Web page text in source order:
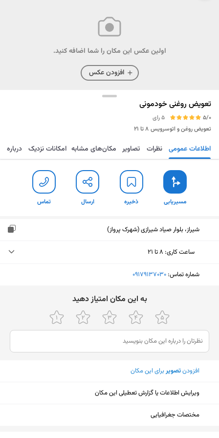
اولین عکس این مکان را شما اضافه کنید.
افزودن عکس
تعویض روغنی خودمونی
5/0
5 رای
تعویض روغن و اتوسرویس ۸ تا ۲۱
مسیریابی ذخیره ارسال تماس اطلاعات عمومی نظرات تصاویر مکان‌های مشابه امکانات نزدیک درباره
مسیریابی ذخیره ارسال تماس
شیراز، بلوار صیاد شیرازی (شهرک پرواز)
ساعت کاری: ۸ تا ۲۱
دوشنبه (امروز)
پنجشنبه
۸ تا ۲۱
جمعه
تعطیل
شنبه
یکشنبه
شماره تماس: ‎09179137030
ﺑﻪ اﯾﻦ ﻣﮑﺎن اﻣﺘﯿﺎز دﻫﯿﺪ
افزودنتصویربرای این مکان
ویرایش اطلاعات یا گزارش تعطیلی این مکان
مختصات جغرافیایی